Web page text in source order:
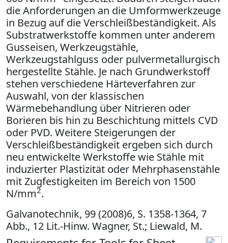
die Anforderungen an die Umformwerkzeuge
in Bezug auf die Verschleißbeständigkeit. Als
Substratwerkstoffe kommen unter anderem
Gusseisen, Werkzeugstähle,
Werkzeugstahlguss oder pulvermetallurgisch
hergestellte Stähle. Je nach Grundwerkstoff
stehen verschiedene Härteverfahren zur
Auswahl, von der klassischen
Wärmebehandlung über Nitrieren oder
Borieren bis hin zu Beschichtung mittels CVD
oder PVD. Weitere Steigerungen der
Verschleißbeständigkeit ergeben sich durch
neu entwickelte Werkstoffe wie Stähle mit
induzierter Plastizität oder Mehrphasenstähle
mit Zugfestigkeiten im Bereich von 1500
N/mm2.
Galvanotechnik, 99 (2008)6, S. 1358-1364, 7
Abb., 12 Lit.-Hinw. Wagner, St.; Liewald, M.